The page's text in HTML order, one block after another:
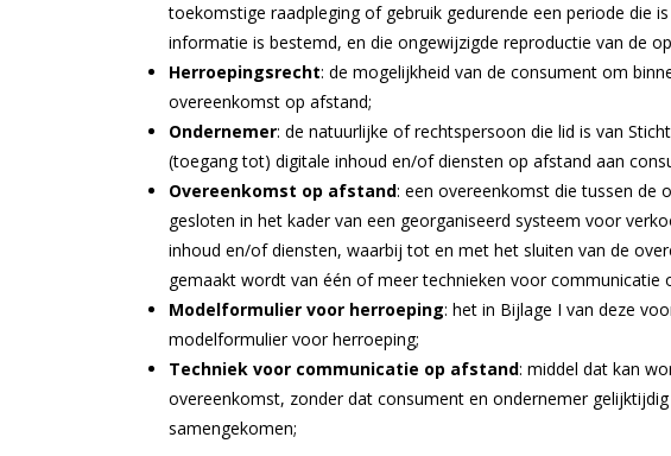
toekomstige raadpleging of gebruik gedurende een periode die
informatie is bestemd, en die ongewijzigde reproductie van de
Herroepingsrecht: de mogelijkheid van de consument om
overeenkomst op afstand;
Ondernemer: de natuurlijke of rechtspersoon die lid is van
(toegang tot) digitale inhoud en/of diensten op afstand aan
Overeenkomst op afstand: een overeenkomst die tussen de
gesloten in het kader van een georganiseerd systeem voor
inhoud en/of diensten, waarbij tot en met het sluiten van de
gemaakt wordt van één of meer technieken voor communicatie
Modelformulier voor herroeping: het in Bijlage I van deze
modelformulier voor herroeping;
Techniek voor communicatie op afstand: middel dat kan
overeenkomst, zonder dat consument en ondernemer
samengekomen;